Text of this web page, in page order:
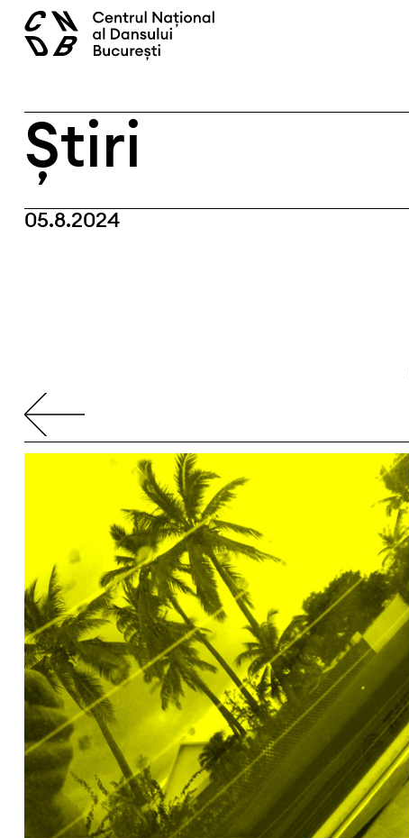
content
caută
Știri
05.8.2024